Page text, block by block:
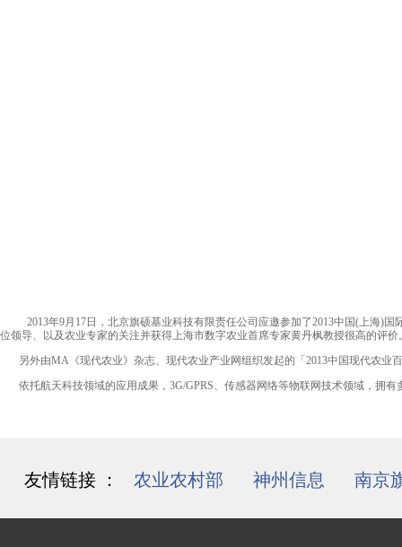
2013年9月17日，北京旗硕基业科技有限责任公司应邀参加了2013中国(上海)
位领导、以及农业专家的关注并获得上海市数字农业首席专家黄丹枫教授很高的评价
另外由MA《现代农业》杂志、现代农业产业网组织发起的「2013中国现代农业
依托航天科技领域的应用成果，3G/GPRS、传感器网络等物联网技术领域，拥有
友情链接 ： 农业农村部 神州信息 南京